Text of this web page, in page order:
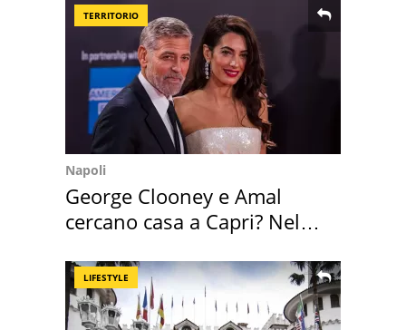
TERRITORIO
Napoli
George Clooney e Amal
cercano casa a Capri? Nel
LIFESTYLE